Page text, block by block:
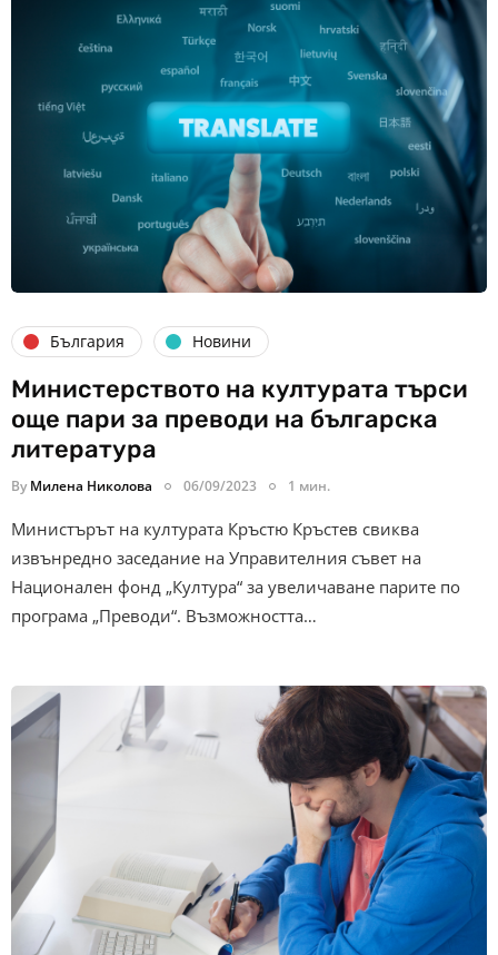
България Новини
Министерството на културата търси
още пари за преводи на българска
литература
By Милена Николова 06/09/2023 1 мин.
Министърът на културата Кръстю Кръстев свиква
извънредно заседание на Управителния съвет на
Национален фонд „Култура“ за увеличаване парите по
програма „Преводи“. Възможността…